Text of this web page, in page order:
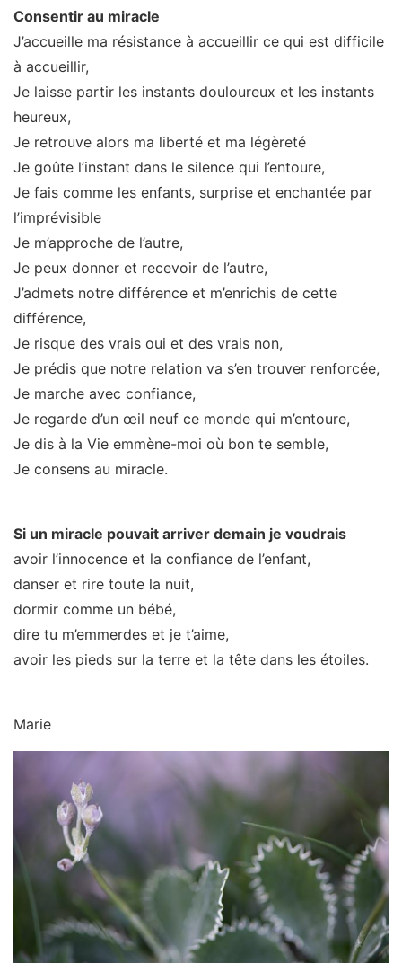
Consentir au miracle
J’accueille ma résistance à accueillir ce qui est difficile
à accueillir,
Je laisse partir les instants douloureux et les instants
heureux,
Je retrouve alors ma liberté et ma légèreté
Je goûte l’instant dans le silence qui l’entoure,
Je fais comme les enfants, surprise et enchantée par
l’imprévisible
Je m’approche de l’autre,
Je peux donner et recevoir de l’autre,
J’admets notre différence et m’enrichis de cette
différence,
Je risque des vrais oui et des vrais non,
Je prédis que notre relation va s’en trouver renforcée,
Je marche avec confiance,
Je regarde d’un œil neuf ce monde qui m’entoure,
Je dis à la Vie emmène-moi où bon te semble,
Je consens au miracle.
Si un miracle pouvait arriver demain je voudrais
avoir l’innocence et la confiance de l’enfant,
danser et rire toute la nuit,
dormir comme un bébé,
dire tu m’emmerdes et je t’aime,
avoir les pieds sur la terre et la tête dans les étoiles.
Marie